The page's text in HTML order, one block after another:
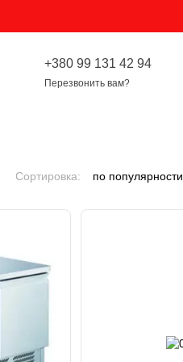
+380 99 131 42 94
Перезвонить вам?
Сортировка: по популярности